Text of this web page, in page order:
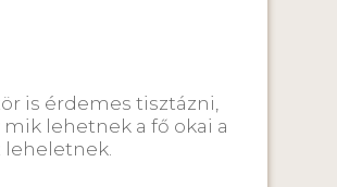
is érdemes tisztázni,
mik lehetnek a fő okai a
leheletnek.